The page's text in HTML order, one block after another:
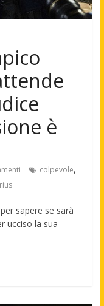
è
colpevole,
sapere se sarà
ucciso la sua